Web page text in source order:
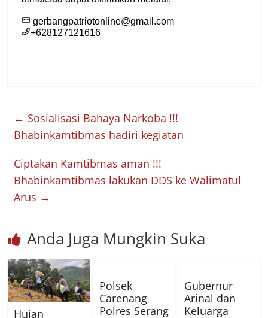
← Sosialisasi Bahaya Narkoba !!!
Bhabinkamtibmas hadiri kegiatan
Ciptakan Kamtibmas aman !!!
Bhabinkamtibmas lakukan DDS ke Walimatul
Arus →
Anda Juga Mungkin Suka
Hujan
Polsek
Carenang
Polres Serang
Gubernur
Arinal dan
Keluarga